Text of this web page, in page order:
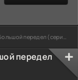
передел (сериал 2020)
передел